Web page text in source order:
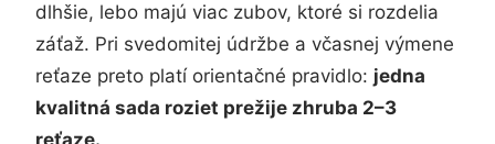
dlhšie, lebo majú viac zubov, ktoré si rozdelia
záťaž. Pri svedomitej údržbe a včasnej výmene
reťaze preto platí orientačné pravidlo: jedna
kvalitná sada roziet prežije zhruba 2–3